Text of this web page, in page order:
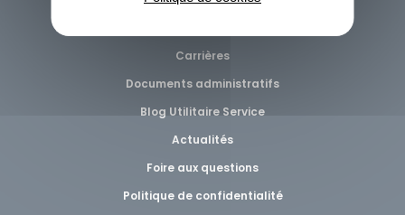
Carrières
Documents administratifs
Blog Utilitaire Service
Actualités
Foire aux questions
Politique de confidentialité